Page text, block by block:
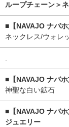
ループチェーン＞
■【NAVAJO ナバ
ネックレス/ウォレ
.
■【NAVAJO ナバ
神聖な白い鉱石
■【NAVAJO ナバ
ジュエリー